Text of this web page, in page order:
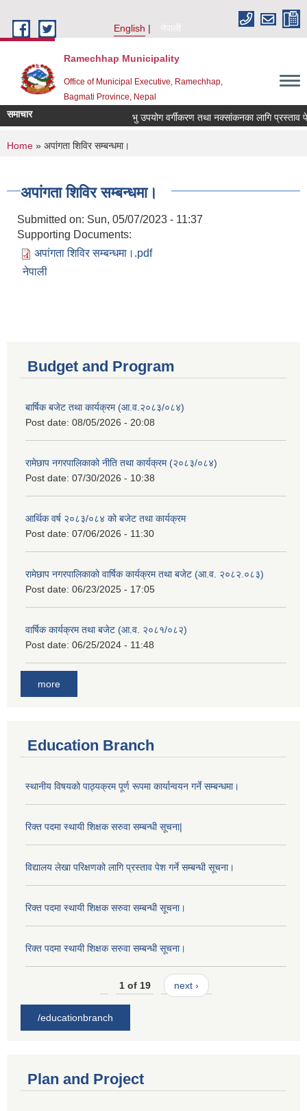
English
नेपाली
Ramechhap Municipality
Office of Municipal Executive, Ramechhap,
Bagmati Province, Nepal
समाचार भु उपयोग वर्गीकरण तथा नक्सांकनका लागि प्रस्ताव पेश
You are here
Home » अपांगता शिविर सम्बन्धमा।
अपांगता शिविर सम्बन्धमा।
Submitted on: Sun, 05/07/2023 - 11:37
Supporting Documents:
अपांगता शिविर सम्बन्धमा।.pdf
नेपाली
Budget and Program
बार्षिक बजेट तथा कार्यक्रम (आ.व.२०८३/०८४)
Post date: 08/05/2026 - 20:08
रामेछाप नगरपालिकाको नीति तथा कार्यक्रम (२०८३/०८४)
Post date: 07/30/2026 - 10:38
आर्थिक वर्ष २०८३/०८४ को बजेट तथा कार्यक्रम
Post date: 07/06/2026 - 11:30
रामेछाप नगरपालिकाको वार्षिक कार्यक्रम तथा बजेट (आ.व. २०८२.०८३)
Post date: 06/23/2025 - 17:05
वार्षिक कार्यक्रम तथा बजेट (आ.व. २०८१/०८२)
Post date: 06/25/2024 - 11:48
more
Education Branch
स्थानीय विषयको पाठ्यक्रम पूर्ण रूपमा कार्यान्वयन गर्ने सम्बन्धमा।
रिक्त पदमा स्थायी शिक्षक सरुवा सम्बन्धी सूचना|
विद्यालय लेखा परिक्षणको लागि प्रस्ताव पेश गर्ने सम्बन्धी सूचना।
रिक्त पदमा स्थायी शिक्षक सरुवा सम्बन्धी सूचना।
रिक्त पदमा स्थायी शिक्षक सरुवा सम्बन्धी सूचना।
1 of 19 next ›
/educationbranch
Plan and Project